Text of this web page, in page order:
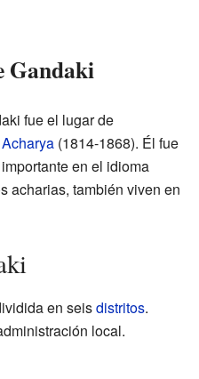
Gandaki
fue el lugar de
(1814-1868). Él fue
en el idioma
acharias, también viven en
en seisdistritos.
local.